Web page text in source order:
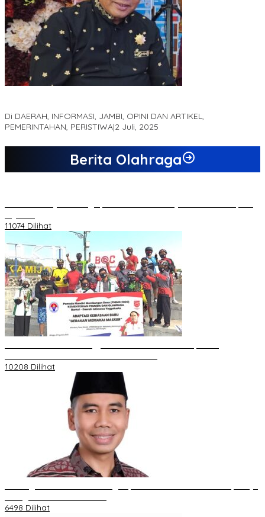
Di DAERAH, INFORMASI, JAMBI, OPINI DAN ARTIKEL,
PEMERINTAHAN, PERISTIWA|2 Juli, 2025
Berita Olahraga
11074 Dilihat
10208 Dilihat
6498 Dilihat